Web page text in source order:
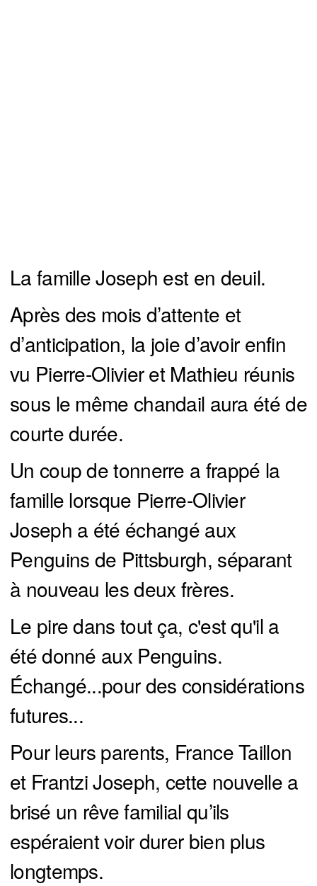
La famille Joseph est en deuil.
Après des mois d’attente et
d’anticipation, la joie d’avoir enfin
vu Pierre-Olivier et Mathieu réunis
sous le même chandail aura été de
courte durée.
Un coup de tonnerre a frappé la
famille lorsque Pierre-Olivier
Joseph a été échangé aux
Penguins de Pittsburgh, séparant
à nouveau les deux frères.
Le pire dans tout ça, c'est qu'il a
été donné aux Penguins.
Échangé...pour des considérations
futures...
Pour leurs parents, France Taillon
et Frantzi Joseph, cette nouvelle a
brisé un rêve familial qu’ils
espéraient voir durer bien plus
longtemps.